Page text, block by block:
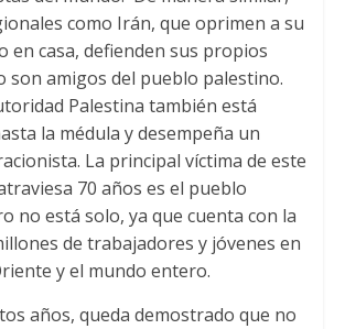
como Irán, que oprimen a su
en casa, defienden sus propios
son amigos del pueblo palestino.
Palestina también está
la médula y desempeña un
La principal víctima de este
70 años es el pueblo
no está solo, ya que cuenta con la
de trabajadores y jóvenes en
y el mundo entero.
años, queda demostrado que no